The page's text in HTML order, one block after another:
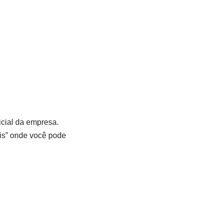
da empresa.
onde você pode